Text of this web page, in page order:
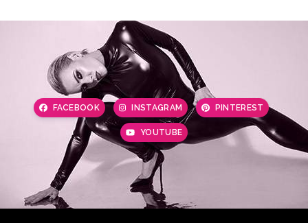
FACEBOOK INSTAGRAM PINTEREST
YOUTUBE